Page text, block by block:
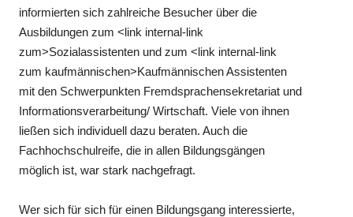
informierten sich zahlreiche Besucher über die
Ausbildungen zum <link internal-link
zum>Sozialassistenten und zum <link internal-link
zum kaufmännischen>Kaufmännischen Assistenten
mit den Schwerpunkten Fremdsprachensekretariat und
Informationsverarbeitung/ Wirtschaft. Viele von ihnen
ließen sich individuell dazu beraten. Auch die
Fachhochschulreife, die in allen Bildungsgängen
möglich ist, war stark nachgefragt.
Wer sich für sich für einen Bildungsgang interessierte,